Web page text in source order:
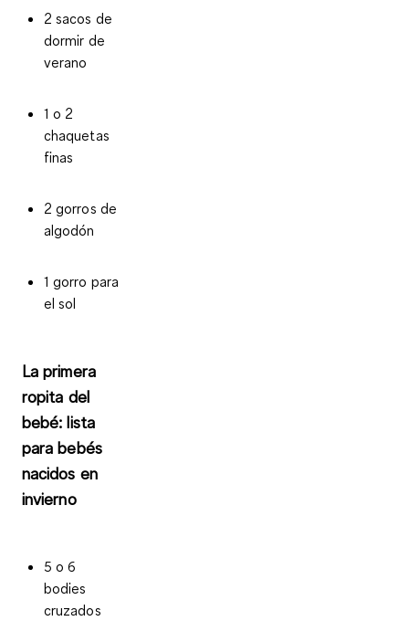
2 sacos de
dormir de
verano
1 o 2
chaquetas
finas
2 gorros de
algodón
1 gorro para
el sol
La primera
ropita del
bebé: lista
para bebés
nacidos en
invierno
5 o 6
bodies
cruzados